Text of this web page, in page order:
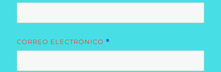
CORREO ELECTRÓNICO *